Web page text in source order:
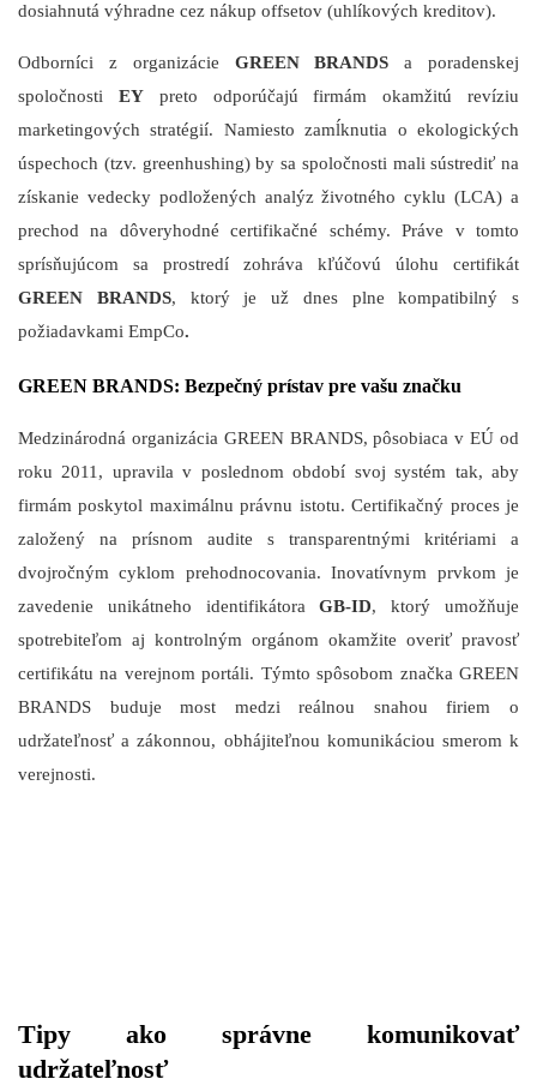
dosiahnutá výhradne cez nákup offsetov (uhlíkových kreditov).
Odborníci z organizácie GREEN BRANDS a poradenskej
spoločnosti EYpreto odporúčajú firmám okamžitú revíziu
marketingových stratégií. Namiesto zamĺknutia o ekologických
úspechoch (tzv. greenhushing) by sa spoločnosti mali sústrediť na
získanie vedecky podložených analýz životného cyklu (LCA) a
prechod na dôveryhodné certifikačné schémy. Práve v tomto
sprísňujúcom sa prostredí zohráva kľúčovú úlohu certifikát
GREEN BRANDS, ktorý je už dnes plne kompatibilný s
požiadavkami EmpCo.
GREEN BRANDS: Bezpečný prístav pre vašu značku
Medzinárodná organizácia GREEN BRANDS, pôsobiaca v EÚ od
roku 2011, upravila v poslednom období svoj systém tak, aby
firmám poskytol maximálnu právnu istotu. Certifikačný proces je
založený na prísnom audite s transparentnými kritériami a
dvojročným cyklom prehodnocovania. Inovatívnym prvkom je
zavedenie unikátneho identifikátoraGB-ID, ktorý umožňuje
spotrebiteľom aj kontrolným orgánom okamžite overiť pravosť
certifikátu na verejnom portáli. Týmto spôsobom značka GREEN
BRANDS buduje most medzi reálnou snahou firiem o
udržateľnosť a zákonnou, obhájiteľnou komunikáciou smerom k
verejnosti.
Tipy ako správne komunikovať
udržateľnosť